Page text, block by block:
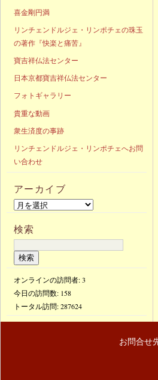
喜金剛円満
リンチェンドルジェ・リンポチェの珠玉
の著作『快楽と痛苦』
寶吉祥仏法センター
日本京都寶吉祥仏法センター
フォトギャラリー
貴重な動画
衆生済度の事跡
リンチェンドルジェ・リンポチェへお問
い合わせ
アーカイブ
検索
オンラインの訪問者: 3
今日の訪問数: 158
トータル訪問:287624
お問合せ